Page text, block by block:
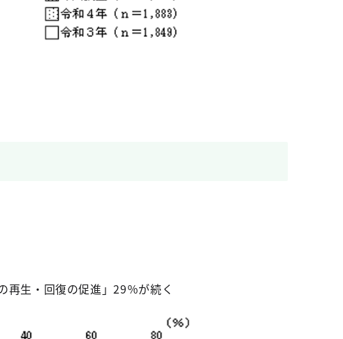
再生・回復の促進」29％が続く